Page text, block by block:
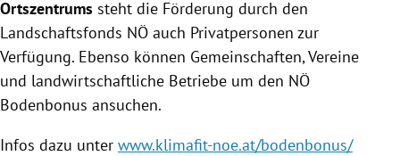
Ortszentrums steht die Förderung durch den
Landschaftsfonds NÖ auch Privatpersonen zur
Verfügung. Ebenso können Gemeinschaften, Vereine
und landwirtschaftliche Betriebe um den NÖ
Bodenbonus ansuchen.
Infos dazu unter www.klimafit-noe.at/bodenbonus/